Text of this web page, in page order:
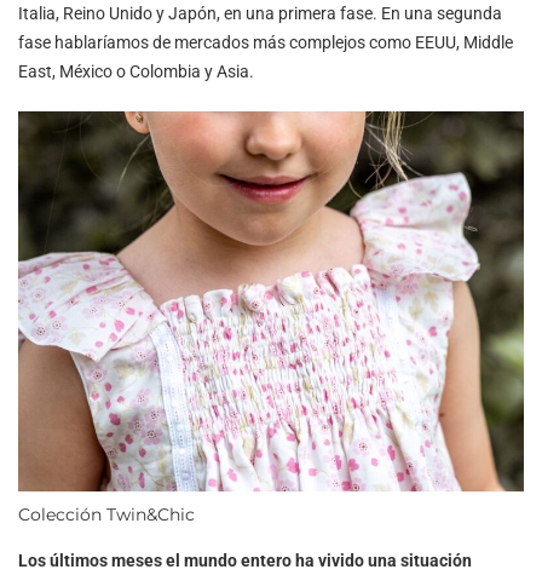
Italia, Reino Unido y Japón, en una primera fase. En una segunda
fase hablaríamos de mercados más complejos como EEUU, Middle
East, México o Colombia y Asia.
Colección Twin&Chic
Los últimos meses el mundo entero ha vivido una situación